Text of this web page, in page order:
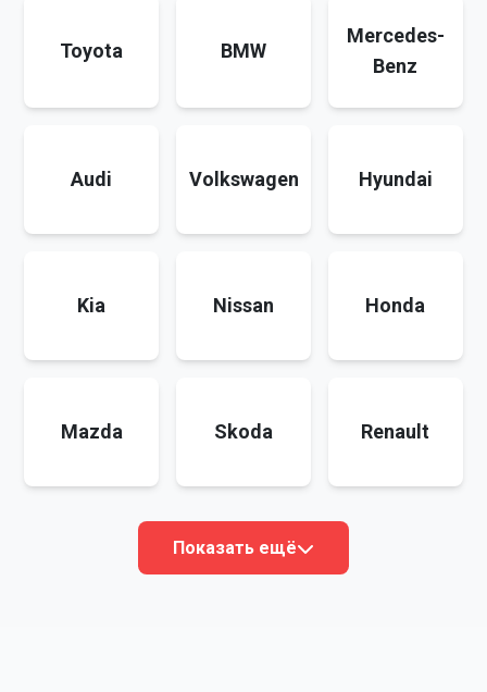
Toyota BMW
Mercedes-
Benz
Audi Volkswagen Hyundai
Kia Nissan Honda
Mazda Skoda Renault
Показать ещё